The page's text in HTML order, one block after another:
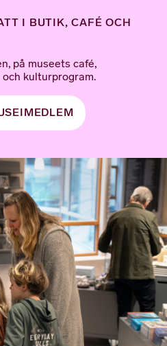
I BUTIK, CAFÉ OCH
på museets café,
kulturprogram.